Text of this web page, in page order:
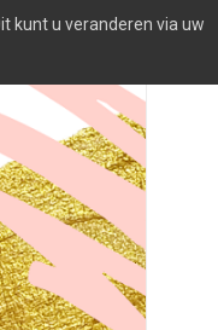
kunt u veranderen via uw